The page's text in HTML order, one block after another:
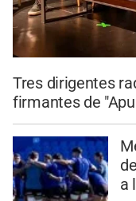
Tres dirigentes
firmantes de
a